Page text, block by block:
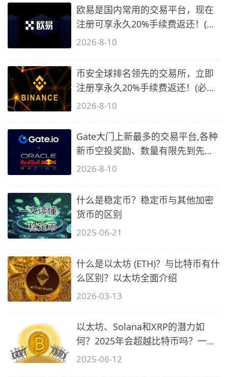
欧易是国内常用的交易平台，现在
注册可享永久20%手续费返还！(必
备1)
2026-8-10
币安全球排名领先的交易所，立即
注册享永久20%手续费返还！(必备
2)
2026-8-10
Gate大门上新最多的交易平台,各种
新币空投奖励、数量有限先到先
得…
2026-8-10
什么是稳定币？稳定币与其他加密
货币的区别
2025-06-21
什么是以太坊 (ETH)？与比特币有什
么区别？以太坊全面介绍
2026-03-13
以太坊、Solana和XRP的潜力如
何？2025年会超越比特币吗？一文
分析
2025-06-12